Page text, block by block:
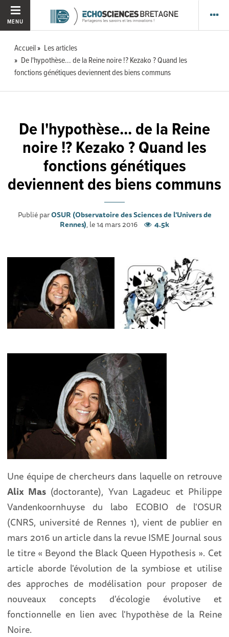
MENU
Accueil
Les articles
De l'hypothèse... de la Reine noire !? Kezako ? Quand les
fonctions génétiques deviennent des biens communs
De l'hypothèse... de la Reine
noire !? Kezako ? Quand les
fonctions génétiques
deviennent des biens communs
Publié parOSUR (Observatoire des Sciences de l'Univers de
Rennes), le 14 mars 2016 4.5k
Une équipe de chercheurs dans laquelle on retrouve
Alix Mas (doctorante), Yvan Lagadeuc et Philippe
Vandenkoornhuyse du labo ECOBIO de l'OSUR
(CNRS, université de Rennes 1), vient de publier en
mars 2016 un article dans la revue ISME Journal sous
le titre « Beyond the Black Queen Hypothesis ». Cet
article aborde l'évolution de la symbiose et utilise
des approches de modélisation pour proposer de
nouveaux concepts d'écologie évolutive et
fonctionnelle en lien avec l'hypothèse de la Reine
Noire.